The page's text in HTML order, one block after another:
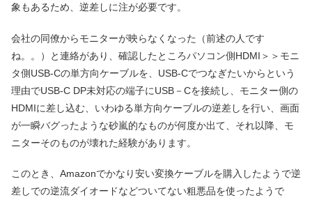
象もあるため、逆差しに注が必要です。
会社の同僚からモニターが映らなくなった（前述の人です
ね。。）と連絡があり、確認したところパソコン側HDMI＞＞モニ
タ側USB-Cの単方向ケーブルを、USB-Cでつなぎたいからという
理由でUSB-C DP未対応の端子にUSB－Cを接続し、モニター側の
HDMIに差し込む、いわゆる単方向ケーブルの逆差しを行い、画面
が一瞬バグったような砂嵐的なものが何度か出て、それ以降、モ
ニターそのものが壊れた経験があります。
このとき、Amazonでかなり安い変換ケーブルを購入したようで逆
差しでの逆流ダイオードなどついてない粗悪品を使ったようで